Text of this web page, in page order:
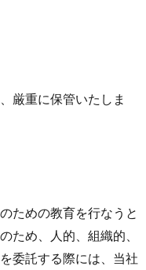
厳重に保管いたしま
ための教育を行なうと
ため、人的、組織的、
委託する際には、当社